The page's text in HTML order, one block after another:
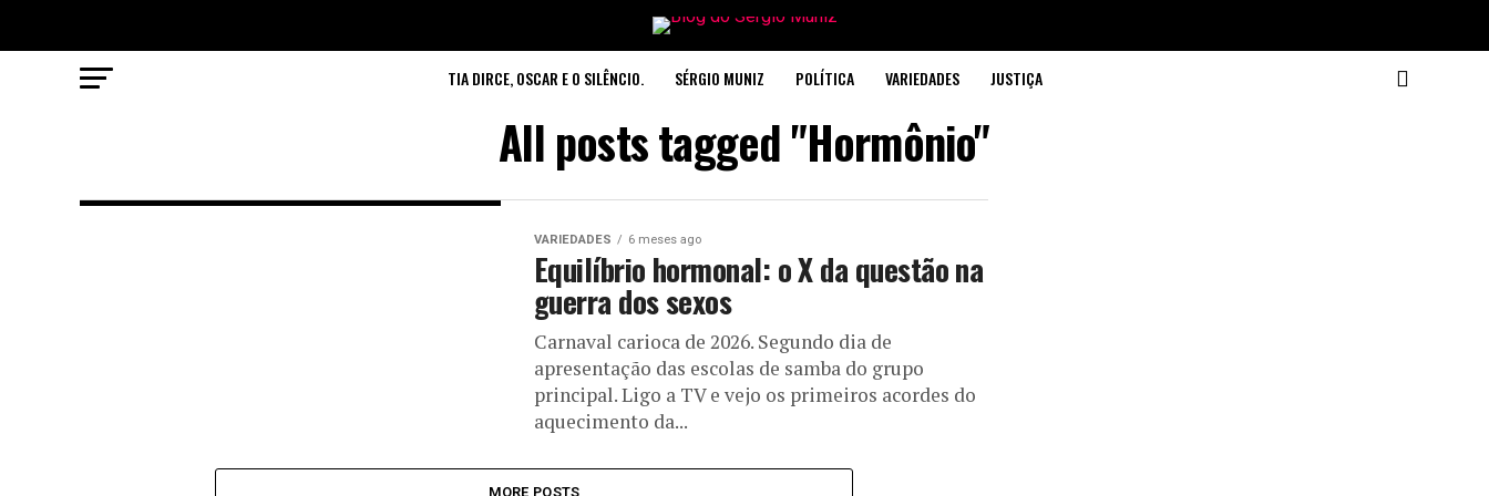
TIA DIRCE, OSCAR E O SILÊNCIO. SÉRGIO MUNIZ POLÍTICA VARIEDADES JUSTIÇA
All posts tagged "Hormônio"
VARIEDADES 6 meses ago
Equilíbrio hormonal: o X da questão na
guerra dos sexos
Carnaval carioca de 2026. Segundo dia de
apresentação das escolas de samba do grupo
principal. Ligo a TV e vejo os primeiros acordes do
aquecimento da...
MORE POSTS